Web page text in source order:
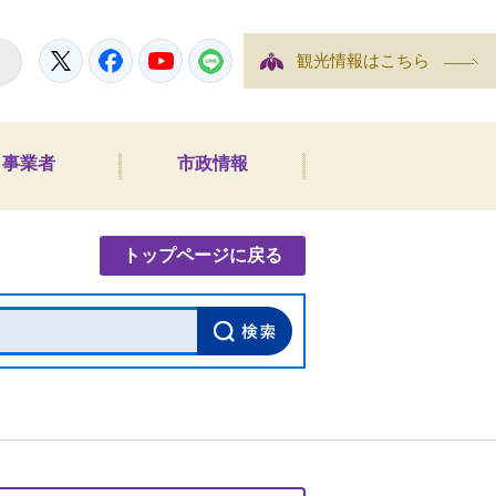
TwitterFacebookYouTubeLINE 観光情報はこちら
事業者 市政情報
トップページに戻る